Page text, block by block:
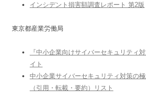
インシデント損害額調査レポート 第2版
東京都産業労働局
『中小企業向けサイバーセキュリティ
イト
中小企業サイバーセキュリティ対策の
（引用・転載・要約）リスト